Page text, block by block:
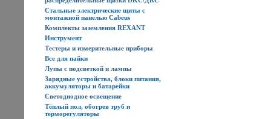
Стальные электрические щиты с
монтажной панелью Cabeus
Комплекты заземления REXANT
Инструмент
Тестеры и измерительные приборы
Все для пайки
Лупы с подсветкой и лампы
Зарядные устройства, блоки питания,
аккумуляторы и батарейки
Светодиодное освещение
Тёплый пол, обогрев труб и
терморегуляторы